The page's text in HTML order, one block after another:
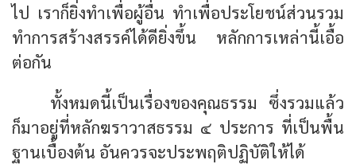
ไป เราก็ยิ่งทำเพื่อผู้อื่น ทำเพื่อประโยชน์ส่วนรวม
ทำการสร้างสรรค์ได้ดียิ่งขึ้น หลักการเหล่านี้เอื้อ
ต่อกัน
ทั้งหมดนี้เป็นเรื่องของคุณธรรม ซึ่งรวมแล้ว
ก็มาอยู่ที่หลักฆราวาสธรรม ๔ ประการ ที่เป็นพื้น
ฐานเบื้องต้น อันควรจะประพฤติปฏิบัติให้ได้